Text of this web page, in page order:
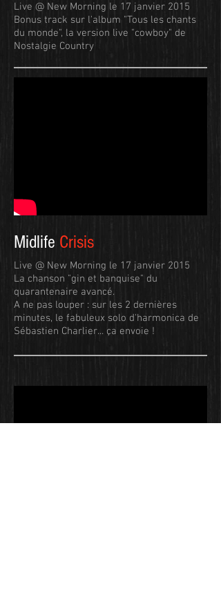
Live @ New Morning le 17 janvier 2015
Bonus track sur l'album "Tous les chants
du monde", la version live "cowboy" de
Nostalgie Country
Midlife Crisis
Live @ New Morning le 17 janvier 2015
La chanson "gin et banquise" du
quarantenaire avancé.
A ne pas louper : sur les 2 dernières
minutes, le fabuleux solo d'harmonica de
Sébastien Charlier... ça envoie !